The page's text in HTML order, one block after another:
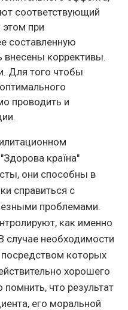
соответствующий
при
составленную
внесены коррективы.
Для того чтобы
проводить и
країна"
они способны в
справиться с
проблемами.
как именно
случае необходимости
посредством которых
хорошего
что результат
его моральной